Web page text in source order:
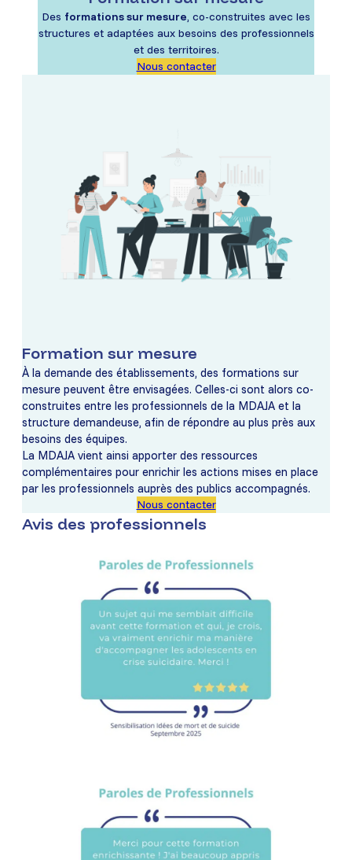
Des formations sur mesure, co-construites avec les
structures et adaptées aux besoins des professionnels
et des territoires.
Nous contacter
Formation sur mesure
À la demande des établissements, des formations sur
mesure peuvent être envisagées. Celles-ci sont alors co-
construites entre les professionnels de la MDAJA et la
structure demandeuse, afin de répondre au plus près aux
besoins des équipes.
La MDAJA vient ainsi apporter des ressources
complémentaires pour enrichir les actions mises en place
par les professionnels auprès des publics accompagnés.
Nous contacter
Avis des professionnels